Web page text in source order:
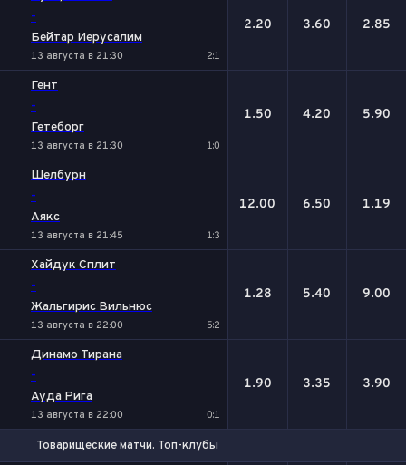
-
Бейтар Иерусалим
13 августа в 21:30 2:1
2.20 3.60 2.85
Гент
-
Гетеборг
13 августа в 21:30 1:0
1.50 4.20 5.90
Шелбурн
-
Аякс
13 августа в 21:45 1:3
12.00 6.50 1.19
Хайдук Сплит
-
Жальгирис Вильнюс
13 августа в 22:00 5:2
1.28 5.40 9.00
Динамо Тирана
-
Ауда Рига
13 августа в 22:00 0:1
1.90 3.35 3.90
Товарищеские матчи. Топ-клубы